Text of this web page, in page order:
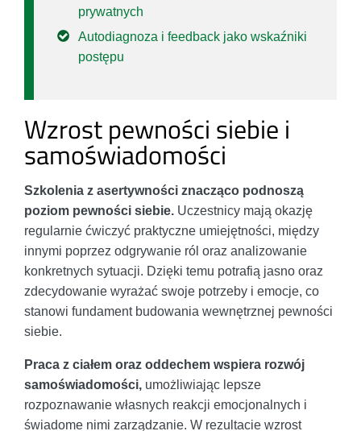
prywatnych
Autodiagnoza i feedback jako wskaźniki
postępu
Wzrost pewności siebie i
samoświadomości
Szkolenia z asertywności znacząco podnoszą
poziom pewności siebie. Uczestnicy mają okazję
regularnie ćwiczyć praktyczne umiejętności, między
innymi poprzez odgrywanie ról oraz analizowanie
konkretnych sytuacji. Dzięki temu potrafią jasno oraz
zdecydowanie wyrażać swoje potrzeby i emocje, co
stanowi fundament budowania wewnętrznej pewności
siebie.
Praca z ciałem oraz oddechem wspiera rozwój
samoświadomości, umożliwiając lepsze
rozpoznawanie własnych reakcji emocjonalnych i
świadome nimi zarządzanie. W rezultacie wzrost